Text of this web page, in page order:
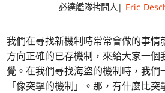
必達艦隊拷問人| Eric
我們在尋找新機制時常常會做的事情
方向正確的已存機制，來給大家一個
覺。在我們尋找海盜的機制時，我們
「像突擊的機制」。那，有什麼比